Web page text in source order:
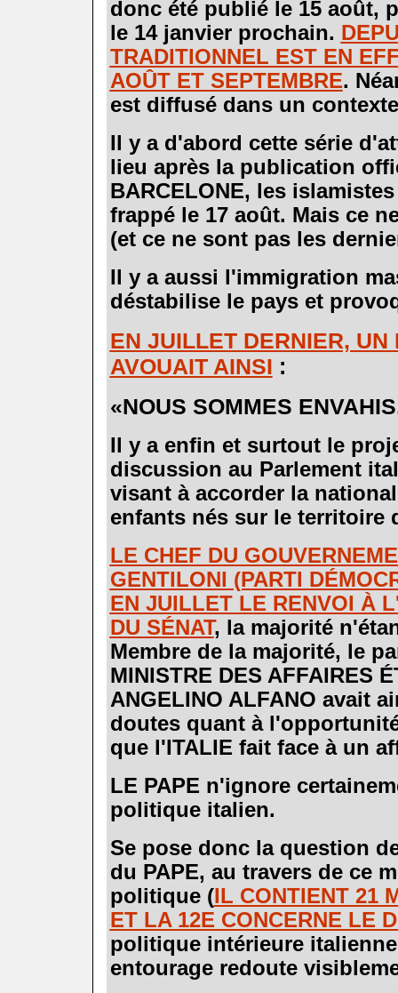
donc été publié le 15 août,
le 14 janvier prochain.
TRADITIONNEL EST EN
AOÛT ET SEPTEMBRE.
est diffusé dans un
Il y a d'abord cette série
lieu après la publication
BARCELONE, les
frappé le 17 août. Mais ce
(et ce ne sont pas les
Il y a aussi l'immigration
déstabilise le pays et
EN JUILLET DERNIER, UN
AVOUAIT AINSI :
«NOUS SOMMES
Il y a enfin et surtout le
discussion au Parlement
visant à accorder la
enfants nés sur le territoire
LE CHEF DU
GENTILONI (PARTI
EN JUILLET LE RENVOI À
DU SÉNAT, la majorité
Membre de la majorité, le
MINISTRE DES AFFAIRES
ANGELINO ALFANO avait
doutes quant à
que l'ITALIE fait face à un
LE PAPE n'ignore
politique italien.
Se pose donc la question
du PAPE, au travers de ce
politique (IL CONTIENT 21
ET LA 12E CONCERNE LE
politique intérieure
entourage redoute